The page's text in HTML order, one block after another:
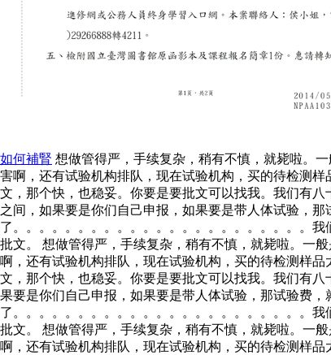
如何補腎 想做管得严，手续复杂，稍有不慎，就毙啦。
害啊，还有试验机构排队，现在试验机构，买的待检测
文，那个快，也稳妥。你要是要批文可以找我。我们有
之间，如果要是你们自己申报，如果要是带人体试验，
了。。。。。。。。。。。。。。。。。。。。。。。
批文。 想做管得严，手续复杂，稍有不慎，就毙啦。一
啊，还有试验机构排队，现在试验机构，买的待检测样
文，那个快，也稳妥。你要是要批文可以找我。我们有八
果要是你们自己申报，如果要是带人体试验，那试验费
了。。。。。。。。。。。。。。。。。。。。。。。
批文。 想做管得严，手续复杂，稍有不慎，就毙啦。一
啊，还有试验机构排队，现在试验机构，买的待检测样